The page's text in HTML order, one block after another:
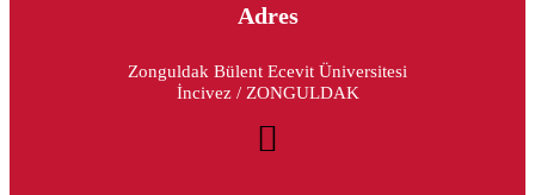
Adres
Zonguldak Bülent Ecevit Üniversitesi
İncivez / ZONGULDAK